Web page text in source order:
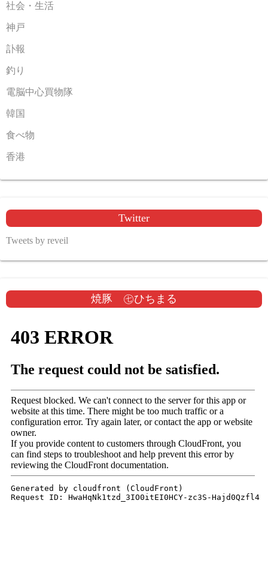
社会・生活
神戸
訃報
釣り
電脳中心買物隊
韓国
食べ物
香港
Twitter
Tweets by reveil
焼豚 ㊆ひちまる